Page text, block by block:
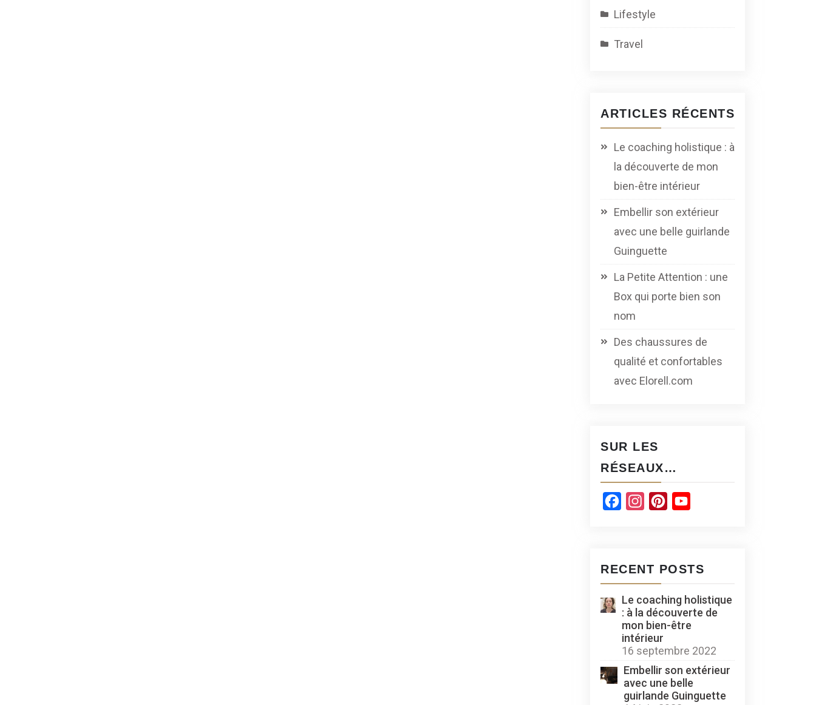
Lifestyle
Travel
ARTICLES RÉCENTS
Le coaching holistique : à
la découverte de mon
bien-être intérieur
Embellir son extérieur
avec une belle guirlande
Guinguette
La Petite Attention : une
Box qui porte bien son
nom
Des chaussures de
qualité et confortables
avec Elorell.com
SUR LES
RÉSEAUX…
FacebookInstagramPinterest
RECENT POSTS
Le coaching holistique
: à la découverte de
mon bien-être
intérieur
16 septembre 2022
Embellir son extérieur
avec une belle
guirlande Guinguette